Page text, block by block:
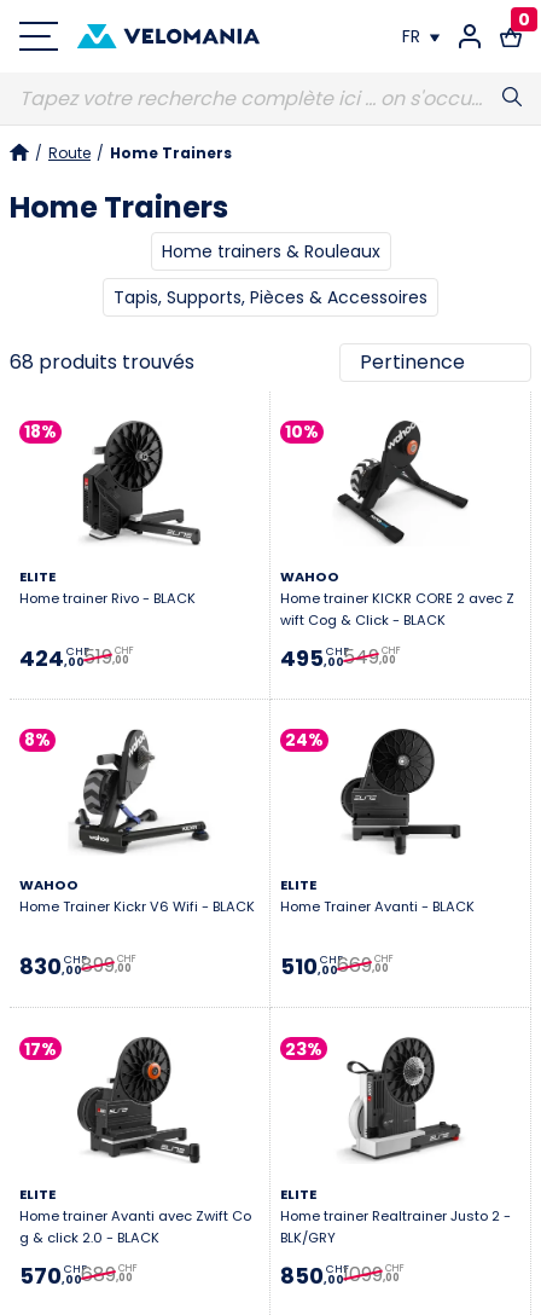
FR
FR
0
/ Route / Home Trainers
Home Trainers
Home trainers & Rouleaux
Tapis, Supports, Pièces & Accessoires
68 produits trouvés
18%
ELITE
Home trainer Rivo - BLACK
424,00
CHF519,00
CHF
10%
WAHOO
Home trainer KICKR CORE 2 avec Z
wift Cog & Click - BLACK
495,00
CHF549,00
CHF
8%
WAHOO
Home Trainer Kickr V6 Wifi - BLACK
830,00
CHF899,00
CHF
24%
ELITE
Home Trainer Avanti - BLACK
510,00
CHF669,00
CHF
17%
ELITE
Home trainer Avanti avec Zwift Co
g & click 2.0 - BLACK
570,00
CHF689,00
CHF
23%
ELITE
Home trainer Realtrainer Justo 2 -
BLK/GRY
850,00
CHF1099,00
CHF